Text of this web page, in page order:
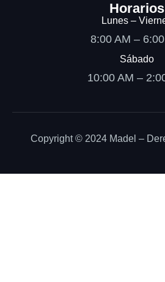
Horarios
Lunes –
8:00 AM –
Sábado
10:00 AM –
Copyright © 2024 Madel –